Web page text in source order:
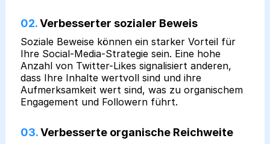
02.Verbesserter sozialer Beweis
Soziale Beweise können ein starker Vorteil für
Ihre Social-Media-Strategie sein. Eine hohe
Anzahl von Twitter-Likes signalisiert anderen,
dass Ihre Inhalte wertvoll sind und ihre
Aufmerksamkeit wert sind, was zu organischem
Engagement und Followern führt.
03.Verbesserte organische Reichweite